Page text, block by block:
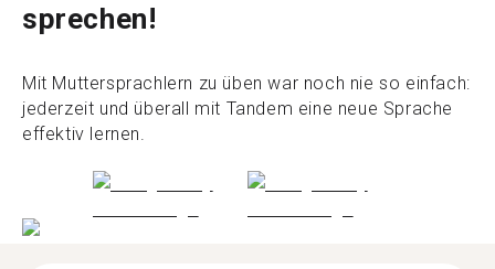
sprechen!
Mit Muttersprachlern zu üben war noch nie so einfach:
jederzeit und überall mit Tandem eine neue Sprache
effektiv lernen.